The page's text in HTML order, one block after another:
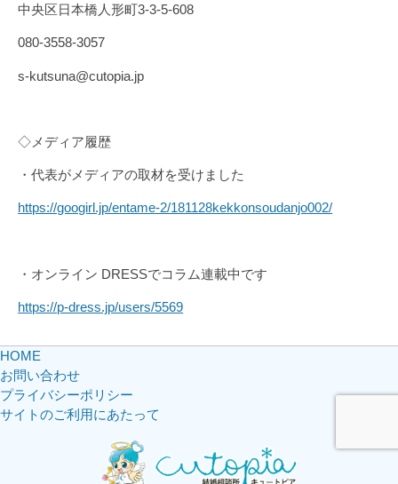
中央区日本橋人形町3-3-5-608
080-3558-3057
s-kutsuna@cutopia.jp
◇メディア履歴
・代表がメディアの取材を受けました
https://googirl.jp/entame-2/181128kekkonsoudanjo002/
・オンライン DRESSでコラム連載中です
https://p-dress.jp/users/5569
HOME
お問い合わせ
プライバシーポリシー
サイトのご利用にあたって